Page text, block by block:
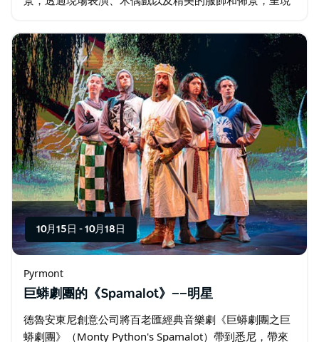
爾森執導，自2009年以來已在全球各地演出…
10月15日 - 10月18日
Pyrmont
巨蟒劇團的《Spamalot》——明星
德魯安東尼創意公司將百老匯經典音樂劇《巨蟒劇團之巨
蟒劇團》（Monty Python's Spamalot）帶到悉尼，帶來